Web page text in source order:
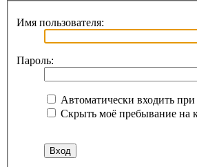
Имя пользователя:
Пароль:
Автоматически входить
Скрыть моё пребывание на